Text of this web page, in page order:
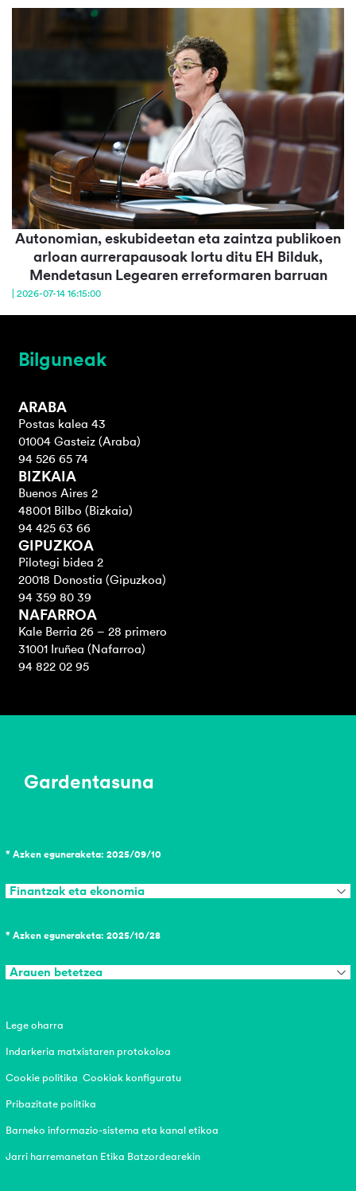
Autonomian, eskubideetan eta zaintza publikoen
arloan aurrerapausoak lortu ditu EH Bilduk,
Mendetasun Legearen erreformaren barruan
| 2026-07-14 16:15:00
Bilguneak
ARABA
Postas kalea 43
01004 Gasteiz (Araba)
94 526 65 74
BIZKAIA
Buenos Aires 2
48001 Bilbo (Bizkaia)
94 425 63 66
GIPUZKOA
Pilotegi bidea 2
20018 Donostia (Gipuzkoa)
94 359 80 39
NAFARROA
Kale Berria 26 – 28 primero
31001 Iruñea (Nafarroa)
94 822 02 95
Gardentasuna
* Azken eguneraketa: 2025/09/10
Finantzak eta ekonomia
* Azken eguneraketa: 2025/10/28
Arauen betetzea
Lege oharra
Indarkeria matxistaren protokoloa
Cookie politika Cookiak konfiguratu
Pribazitate politika
Barneko informazio-sistema eta kanal etikoa
Jarri harremanetan Etika Batzordearekin